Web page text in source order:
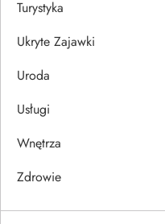
Turystyka
Ukryte Zajawki
Uroda
Usługi
Wnętrza
Zdrowie